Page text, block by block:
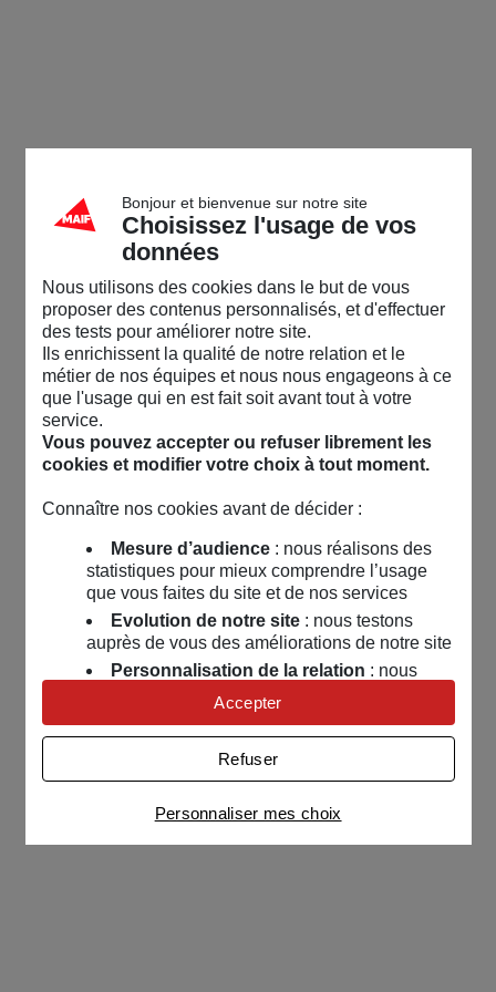
Bonjour et bienvenue sur notre site
Choisissez l'usage de vos
données
Nous utilisons des cookies dans le but de vous
proposer des contenus personnalisés, et d'effectuer
des tests pour améliorer notre site.
Ils enrichissent la qualité de notre relation et le
métier de nos équipes et nous nous engageons à ce
que l'usage qui en est fait soit avant tout à votre
service.
Vous pouvez accepter ou refuser librement les
cookies et modifier votre choix à tout moment.
Connaître nos cookies avant de décider :
Mesure d’audience: nous réalisons des
statistiques pour mieux comprendre l’usage
que vous faites du site et de nos services
Evolution de notre site: nous testons
auprès de vous des améliorations de notre site
Personnalisation de la relation : nous
nous servons de cookies pour adapter nos
contenus et personnaliser nos offres
Univers publicitaire: nous utilisons avec
nos partenaires des cookies pour afficher des
publicités personnalisées
Connaître notre politique cookies et la liste de nos
partenaires
Personnaliser mes choix
Refuser
Accepter